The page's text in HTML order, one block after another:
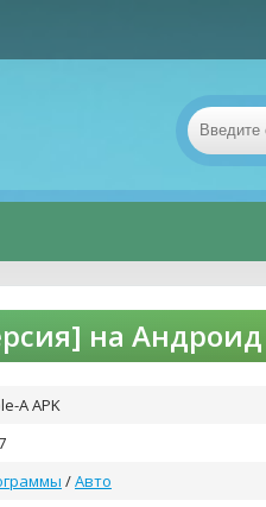
на Андроид
A APK
/Авто